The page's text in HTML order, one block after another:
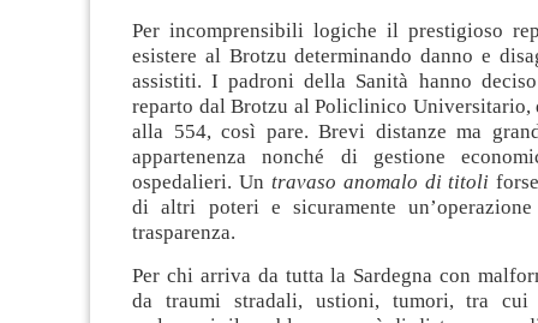
Per incomprensibili logiche il prestigioso
esistere al Brotzu determinando danno e
assistiti. I padroni della Sanità hanno
reparto dal Brotzu al Policlinico Universitario,
alla 554, così pare. Brevi distanze ma
appartenenza nonché di gestione
ospedalieri. Un travaso anomalo di titoli
di altri poteri e sicuramente
trasparenza.
Per chi arriva da tutta la Sardegna con
da traumi stradali, ustioni, tumori, tra